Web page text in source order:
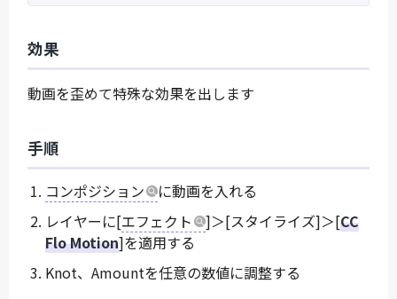
効果
動画を歪めて特殊な効果を出します
手順
コンポジション
に動画を入れる
レイヤーに[エフェクト ]＞[スタイライズ]＞[CC
Flo Motion]を適用する
Knot、Amountを任意の数値に調整する